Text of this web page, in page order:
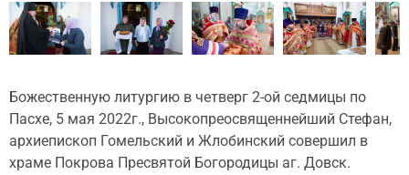
Божественную литургию в четверг 2-ой седмицы по
Пасхе, 5 мая 2022г., Высокопреосвященнейший Стефан,
архиепископ Гомельский и Жлобинский совершил в
храме Покрова Пресвятой Богородицы аг. Довск.